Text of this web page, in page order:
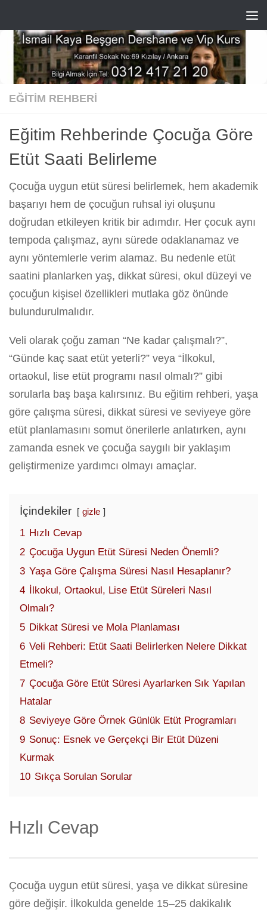
EĞITIM REHBERI
Eğitim Rehberinde Çocuğa Göre
Etüt Saati Belirleme
Çocuğa uygun etüt süresi belirlemek, hem akademik
başarıyı hem de çocuğun ruhsal iyi oluşunu
doğrudan etkileyen kritik bir adımdır. Her çocuk aynı
tempoda çalışmaz, aynı sürede odaklanamaz ve
aynı yöntemlerle verim alamaz. Bu nedenle etüt
saatini planlarken yaş, dikkat süresi, okul düzeyi ve
çocuğun kişisel özellikleri mutlaka göz önünde
bulundurulmalıdır.
Veli olarak çoğu zaman “Ne kadar çalışmalı?”,
“Günde kaç saat etüt yeterli?” veya “İlkokul,
ortaokul, lise etüt programı nasıl olmalı?” gibi
sorularla baş başa kalırsınız. Bu eğitim rehberi, yaşa
göre çalışma süresi, dikkat süresi ve seviyeye göre
etüt planlamasını somut önerilerle anlatırken, aynı
zamanda esnek ve çocuğa saygılı bir yaklaşım
geliştirmenize yardımcı olmayı amaçlar.
İçindekiler gizle
1 Hızlı Cevap
2 Çocuğa Uygun Etüt Süresi Neden Önemli?
3 Yaşa Göre Çalışma Süresi Nasıl Hesaplanır?
4 İlkokul, Ortaokul, Lise Etüt Süreleri Nasıl
Olmalı?
5 Dikkat Süresi ve Mola Planlaması
6 Veli Rehberi: Etüt Saati Belirlerken Nelere Dikkat
Etmeli?
7 Çocuğa Göre Etüt Süresi Ayarlarken Sık Yapılan
Hatalar
8 Seviyeye Göre Örnek Günlük Etüt Programları
9 Sonuç: Esnek ve Gerçekçi Bir Etüt Düzeni
Kurmak
10 Sıkça Sorulan Sorular
Hızlı Cevap
Çocuğa uygun etüt süresi, yaşa ve dikkat süresine
göre değişir. İlkokulda genelde 15–25 dakikalık